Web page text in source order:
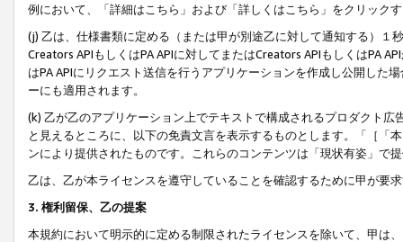
例において、「詳細はこちら」および「詳しくはこちら」をクリック
(j) 乙は、仕様書類に定める（または甲が別途乙に対して通知する）
Creators APIもしくはPA APIに対してまたはCreators APIもしくはPA
はPA APIにリクエスト送信を行うアプリケーションを作成し公開した
ーにも適用されます。
(k) 乙が乙のアプリケーション上でテキストで構成されるプロダクト
と見えるところに、以下の免責文言を表示するものとします。「［「
ンにより提供されたものです。これらのコンテンツは「現状有姿」で
乙は、乙が本ライセンスを遵守していることを確認するために甲が要
3. 権利留保、乙の提案
本規約において明示的に定める制限されたライセンスを除いて、甲は